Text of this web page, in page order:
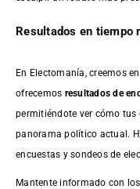
Resultados en tiempo
En Electomanía, creemos
ofrecemos resultados de
permitiéndote ver cómo tus
panorama político actual.
encuestas y sondeos de
Mantente informado con